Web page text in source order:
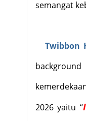
semangat
Twibbon
2026 yaitu “